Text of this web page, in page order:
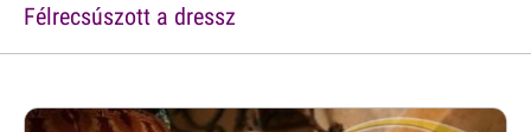
Félrecsúszott a dressz